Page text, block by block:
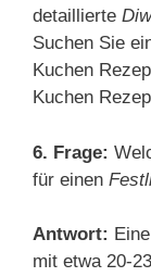
detaillierte
Suchen Sie
Kuchen
Kuchen
6. Frage:
für einen
Antwort:
mit etwa 20-